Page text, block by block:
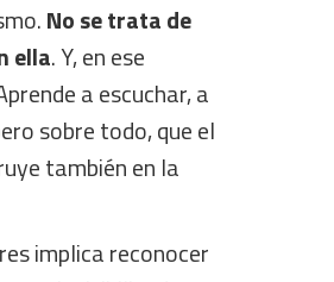
No se trata de
ella. Y, en ese
a escuchar, a
sobre todo, que el
también en la
implica reconocer